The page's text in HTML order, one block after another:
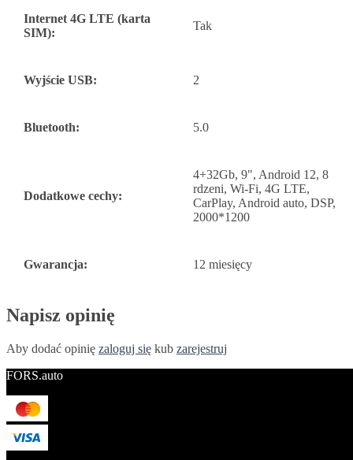
Internet 4G LTE (karta
SIM):
Tak
Wyjście USB: 2
Bluetooth: 5.0
Dodatkowe cechy:
4+32Gb, 9", Android 12, 8
rdzeni, Wi-Fi, 4G LTE,
CarPlay, Android auto, DSP,
2000*1200
Gwarancja: 12 miesięcy
Napisz opinię
Aby dodać opinię zaloguj się kub zarejestruj
FORS.auto